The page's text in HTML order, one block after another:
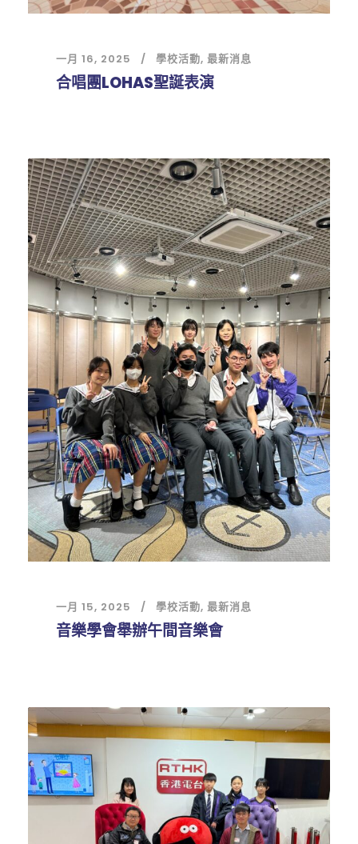
一月 16, 2025 學校活動, 最新消息
合唱團LOHAS聖誕表演
一月 15, 2025 學校活動, 最新消息
音樂學會舉辦午間音樂會